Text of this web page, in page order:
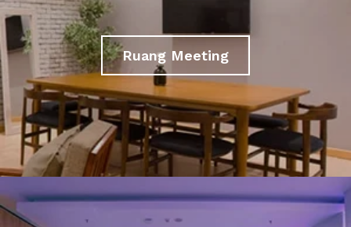
Ruang Meeting